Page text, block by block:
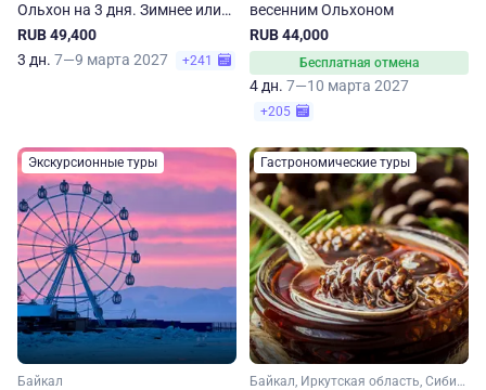
Ольхон на 3 дня. Зимнее или
весеннее приключение
RUB 49,400
3 дн. 7—9 марта 2027 +241
весенним Ольхоном
RUB 44,000
Бесплатная отмена
4 дн. 7—10 марта 2027
+205
Экскурсионные туры
Байкал
Гастрономические туры
Байкал, Иркутская область, Сибирь